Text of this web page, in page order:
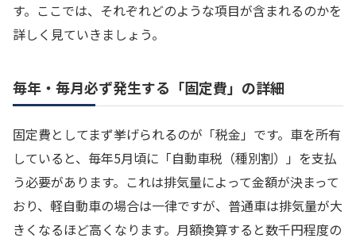
す。ここでは、それぞれどのような項目が含まれるのかを
詳しく見ていきましょう。
毎年・毎月必ず発生する「固定費」の詳細
固定費としてまず挙げられるのが「税金」です。車を所有
していると、毎年5月頃に「自動車税（種別割）」を支払
う必要があります。これは排気量によって金額が決まって
おり、軽自動車の場合は一律ですが、普通車は排気量が大
きくなるほど高くなります。月額換算すると数千円程度の